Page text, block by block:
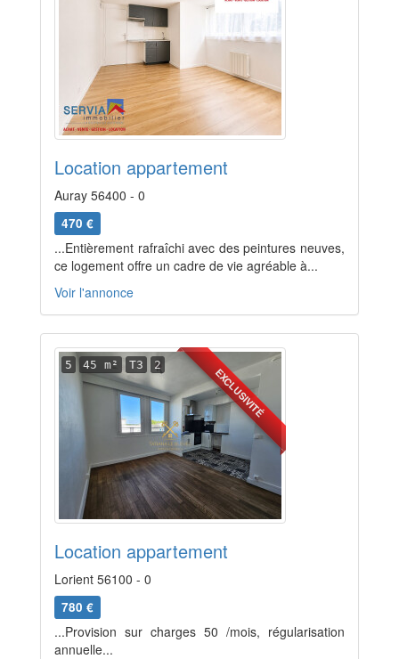
Location appartement
Auray 56400 - 0
470 €
...Entièrement rafraîchi avec des peintures neuves,
ce logement offre un cadre de vie agréable à...
Voir l'annonce
EXCLUSIVITÉ
5 45 m² T3 2
Location appartement
Lorient 56100 - 0
780 €
...Provision sur charges 50 /mois, régularisation
annuelle...